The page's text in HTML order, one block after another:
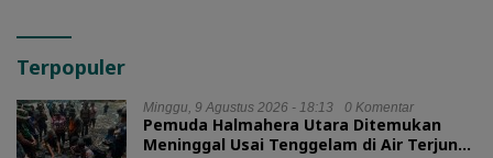
Terpopuler
Minggu, 9 Agustus 2026 - 18:13 0 Komentar
Pemuda Halmahera Utara Ditemukan
Meninggal Usai Tenggelam di Air Terjun